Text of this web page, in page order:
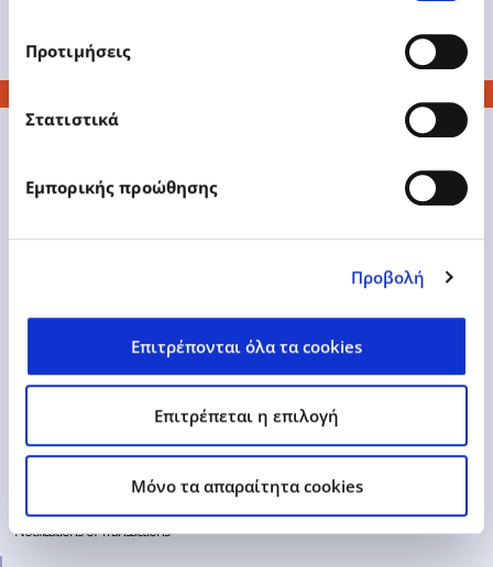
Προτιμήσεις
Στατιστικά
Εμπορικής προώθησης
Προβολή
Επιτρέπονται όλα τα cookies
Επιτρέπεται η επιλογή
Mόνο τα απαραίτητα cookies
Investors Information
Presentations – Analysis
Notifications of Transactions